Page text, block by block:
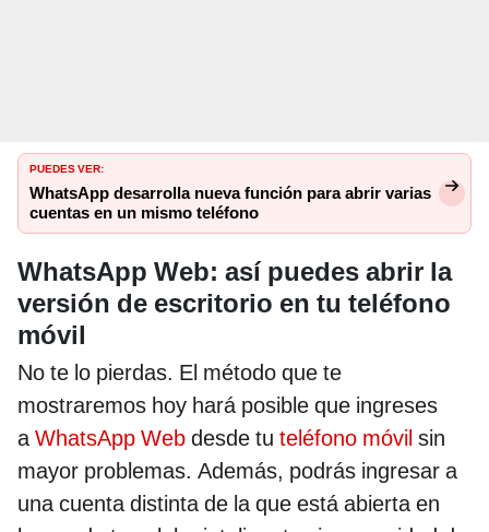
PUEDES VER:
WhatsApp desarrolla nueva función para abrir varias
cuentas en un mismo teléfono
WhatsApp Web: así puedes abrir la
versión de escritorio en tu teléfono
móvil
No te lo pierdas. El método que te
mostraremos hoy hará posible que ingreses
a WhatsApp Web desde tu teléfono móvil sin
mayor problemas. Además, podrás ingresar a
una cuenta distinta de la que está abierta en